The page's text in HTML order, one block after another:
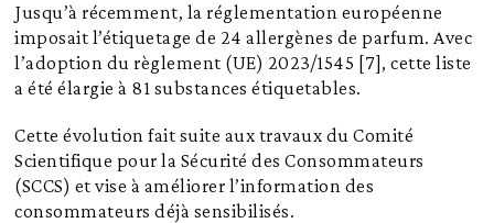
Jusqu’à récemment, la réglementation européenne
imposait l’étiquetage de 24 allergènes de parfum. Avec
l’adoption du règlement (UE) 2023/1545 [7], cette liste
a été élargie à 81 substances étiquetables.
Cette évolution fait suite aux travaux du Comité
Scientifique pour la Sécurité des Consommateurs
(SCCS) et vise à améliorer l’information des
consommateurs déjà sensibilisés.